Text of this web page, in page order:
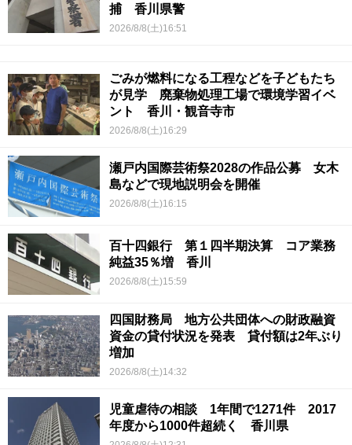
捕 香川県警
2026/8/8(土)16:51
ごみが燃料になる工程などを子どもたち
が見学 廃棄物処理工場で環境学習イベ
ント 香川・観音寺市
2026/8/8(土)16:29
瀬戸内国際芸術祭2028の作品公募 女木
島などで現地説明会を開催
2026/8/8(土)16:15
百十四銀行 第１四半期決算 コア業務
純益35％増 香川
2026/8/8(土)15:59
四国財務局 地方公共団体への財政融資
資金の貸付状況を発表 貸付額は2年ぶり
増加
2026/8/8(土)14:32
児童虐待の相談 1年間で1271件 2017
年度から1000件超続く 香川県